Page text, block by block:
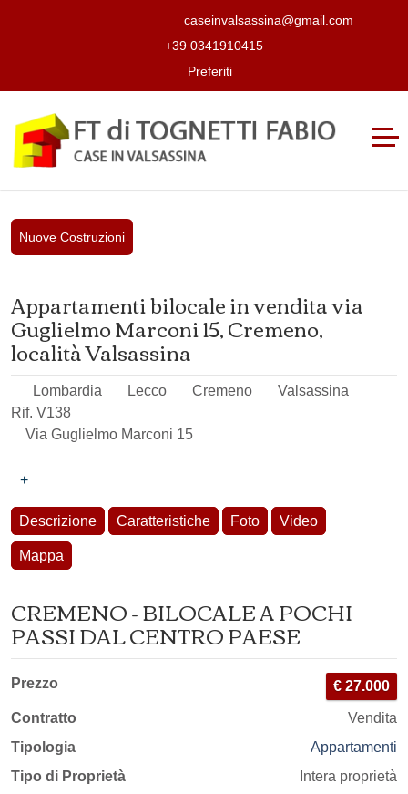
caseinvalsassina@gmail.com
+39 0341910415
Preferiti
Nuove Costruzioni
Appartamenti bilocale in vendita via
Guglielmo Marconi 15, Cremeno,
località Valsassina
Lombardia Lecco Cremeno
Valsassina
Rif. V138
Via Guglielmo Marconi 15
+
Descrizione Caratteristiche Foto Video
Mappa
CREMENO - BILOCALE A POCHI
PASSI DAL CENTRO PAESE
Prezzo € 27.000
Contratto
Vendita
Tipologia
Appartamenti
Tipo di Proprietà
Intera proprietà